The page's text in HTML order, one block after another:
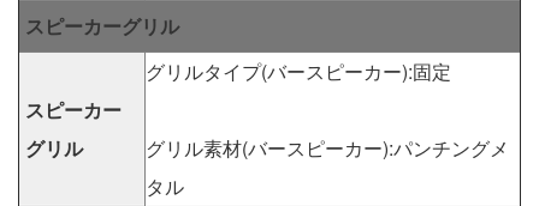
スピーカーグリル
スピーカー
グリル
グリルタイプ(バースピーカー):固定
グリル素材(バースピーカー):パンチングメ
タル